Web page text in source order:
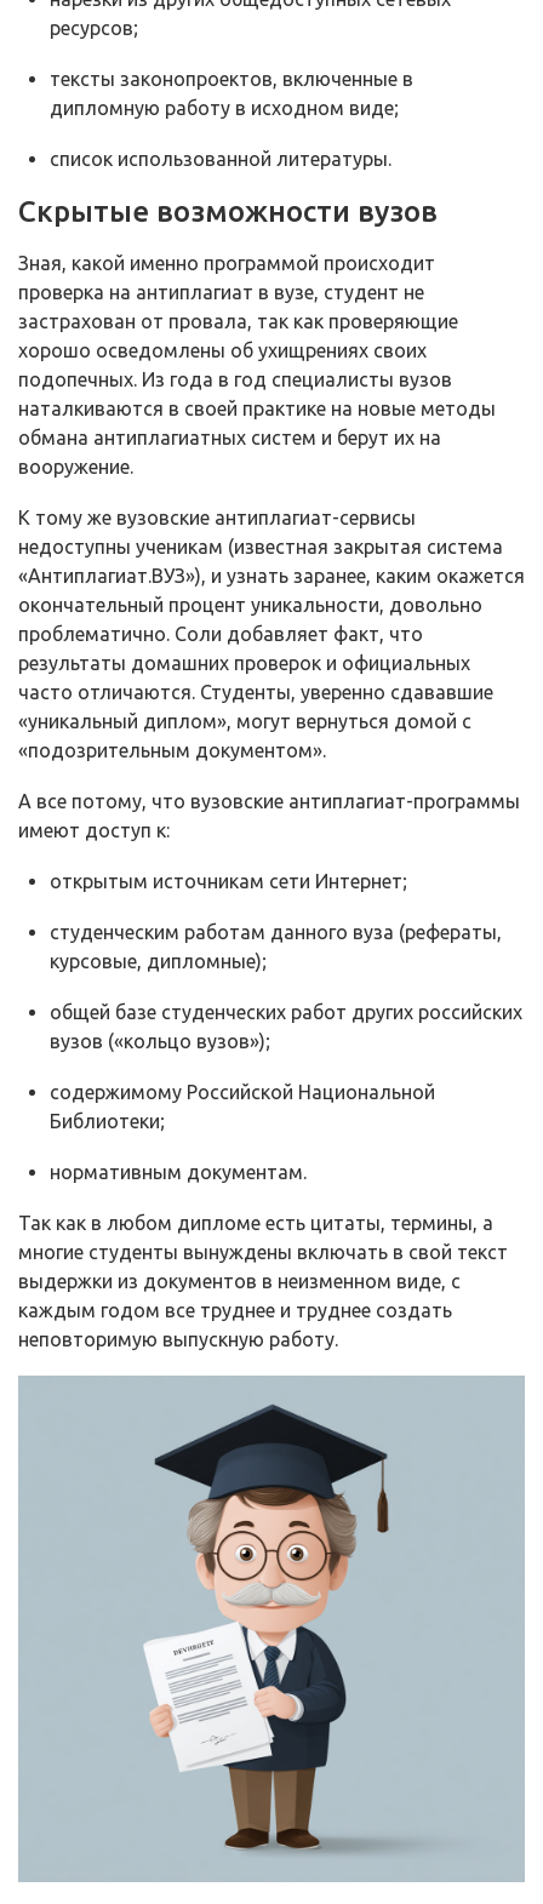
ресурсов;
тексты законопроектов, включенные в
дипломную работу в исходном виде;
список использованной литературы.
Скрытые возможности вузов
Зная, какой именно программой происходит
проверка на антиплагиат в вузе, студент не
застрахован от провала, так как проверяющие
хорошо осведомлены об ухищрениях своих
подопечных. Из года в год специалисты вузов
наталкиваются в своей практике на новые методы
обмана антиплагиатных систем и берут их на
вооружение.
К тому же вузовские антиплагиат-сервисы
недоступны ученикам (известная закрытая система
«Антиплагиат.ВУЗ»), и узнать заранее, каким окажется
окончательный процент уникальности, довольно
проблематично. Соли добавляет факт, что
результаты домашних проверок и официальных
часто отличаются. Студенты, уверенно сдававшие
«уникальный диплом», могут вернуться домой с
«подозрительным документом».
А все потому, что вузовские антиплагиат-программы
имеют доступ к:
открытым источникам сети Интернет;
студенческим работам данного вуза (рефераты,
курсовые, дипломные);
общей базе студенческих работ других российских
вузов («кольцо вузов»);
содержимому Российской Национальной
Библиотеки;
нормативным документам.
Так как в любом дипломе есть цитаты, термины, а
многие студенты вынуждены включать в свой текст
выдержки из документов в неизменном виде, с
каждым годом все труднее и труднее создать
неповторимую выпускную работу.